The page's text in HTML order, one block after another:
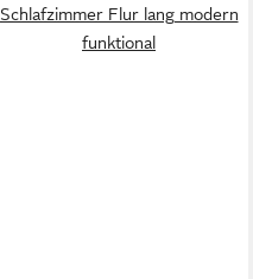
Schlafzimmer Flur lang modern
funktional